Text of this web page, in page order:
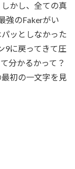
かし、全ての真
強のFakerがい
ッとしなかった
9に戻ってきて圧
分かるかって？
初の一文字を見